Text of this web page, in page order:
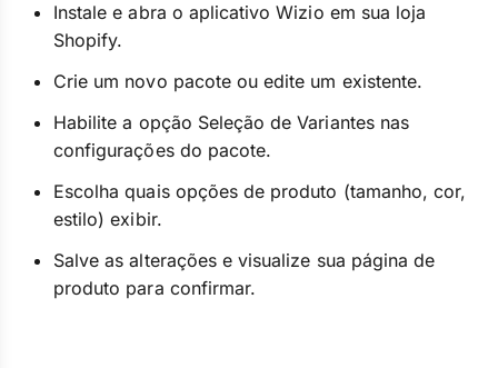
Instale e abra o aplicativo Wizio em sua loja
Shopify.
Crie um novo pacote ou edite um existente.
Habilite a opção Seleção de Variantes nas
configurações do pacote.
Escolha quais opções de produto (tamanho, cor,
estilo) exibir.
Salve as alterações e visualize sua página de
produto para confirmar.